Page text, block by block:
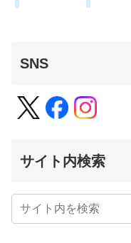
SNS
サイト内検索